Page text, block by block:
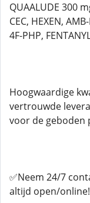
QUAALUDE 300
CEC, HEXEN,
4F-PHP,
Hoogwaardige
vertrouwde
voor de geboden
✅Neem 24/7
altijd open/